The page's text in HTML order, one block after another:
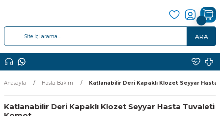
ARA
Anasayfa Hasta Bakım Katlanabilir Deri Kapaklı Klozet Seyyar
Katlanabilir Deri Kapaklı Klozet Seyyar Hasta Tuvaleti